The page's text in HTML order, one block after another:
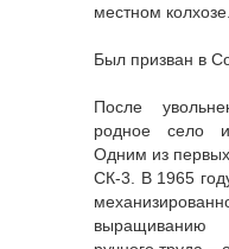
местном колхозе.
Был призван в
После
родное село и
Одним из
СК-3. В 1965
выращиванию